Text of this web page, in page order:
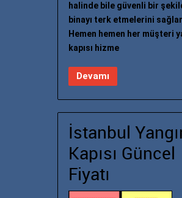
halinde bile güvenli bir
binayı terk etmelerini
Hemen hemen her müşteri
kapısı hizme
Devamı
İstanbul
Kapısı Güncel
Fiyatı